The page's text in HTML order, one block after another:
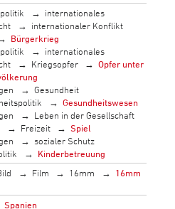
internationales
internationaler Konflikt
Bürgerkrieg
internationales
Kriegsopfer
Opfer unter
Gesundheit
Gesundheitswesen
Leben in der Gesellschaft
Freizeit
Spiel
sozialer Schutz
Kinderbetreuung
Film 16mm
16mm
Spanien